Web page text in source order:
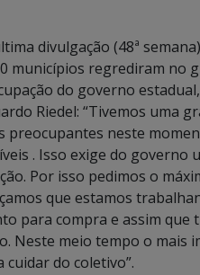
divulgação (48ª
municípios regrediram no
do governo
Riedel: “Tivemos uma
preocupantes neste
. Isso exige do governo
Por isso pedimos o
que estamos
para compra e assim
Neste meio tempo o mais
cuidar do coletivo”.